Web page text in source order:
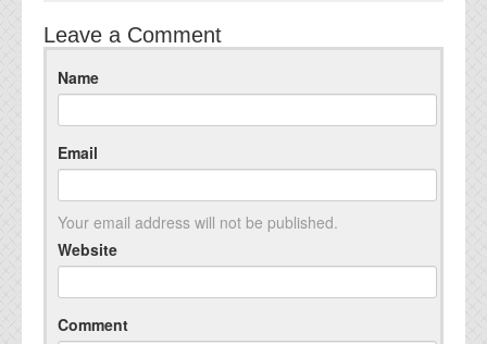
Leave a Comment
Name
Email
Your email address will not be published.
Website
Comment